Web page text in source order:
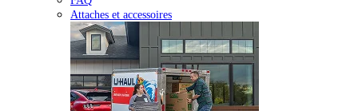
Attaches et accessoires